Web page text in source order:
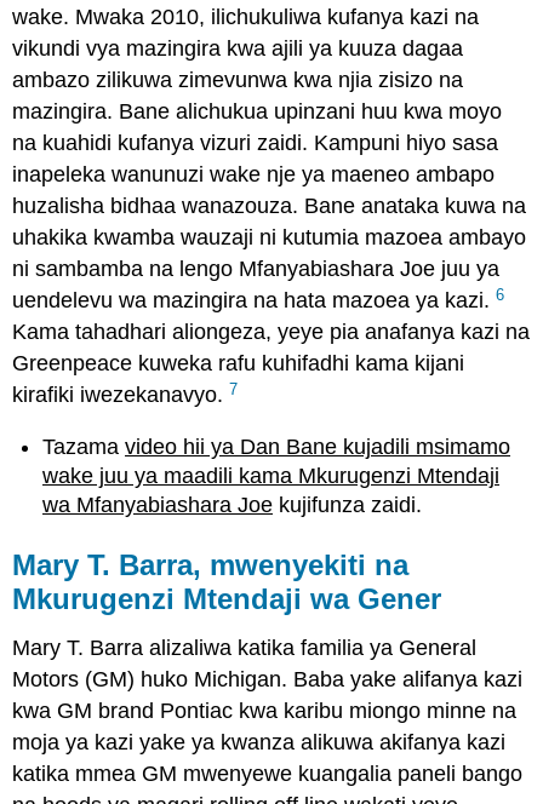
wake. Mwaka 2010, ilichukuliwa kufanya kazi na
vikundi vya mazingira kwa ajili ya kuuza dagaa
ambazo zilikuwa zimevunwa kwa njia zisizo na
mazingira. Bane alichukua upinzani huu kwa moyo
na kuahidi kufanya vizuri zaidi. Kampuni hiyo sasa
inapeleka wanunuzi wake nje ya maeneo ambapo
huzalisha bidhaa wanazouza. Bane anataka kuwa na
uhakika kwamba wauzaji ni kutumia mazoea ambayo
ni sambamba na lengo Mfanyabiashara Joe juu ya
uendelevu wa mazingira na hata mazoea ya kazi.6
Kama tahadhari aliongeza, yeye pia anafanya kazi na
Greenpeace kuweka rafu kuhifadhi kama kijani
kirafiki iwezekanavyo. 7
Tazamavideo hii ya Dan Bane kujadili msimamo
wake juu ya maadili kama Mkurugenzi Mtendaji
wa Mfanyabiashara Joe kujifunza zaidi.
Mary T. Barra, mwenyekiti na
Mkurugenzi Mtendaji wa Gener
Mary T. Barra alizaliwa katika familia ya General
Motors (GM) huko Michigan. Baba yake alifanya kazi
kwa GM brand Pontiac kwa karibu miongo minne na
moja ya kazi yake ya kwanza alikuwa akifanya kazi
katika mmea GM mwenyewe kuangalia paneli bango